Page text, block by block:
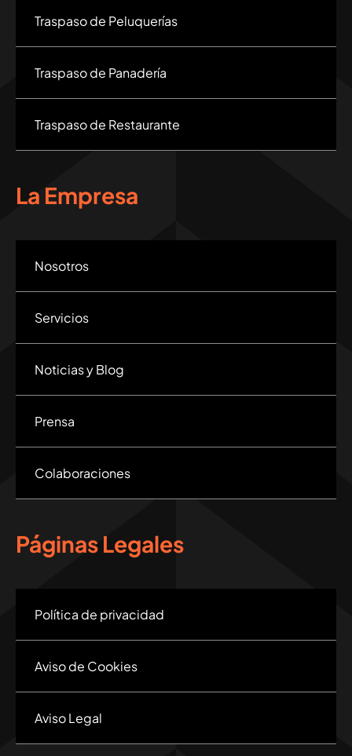
Traspaso de Peluquerías
Traspaso de Panadería
Traspaso de Restaurante
La Empresa
Nosotros
Servicios
Noticias y Blog
Prensa
Colaboraciones
Páginas Legales
Política de privacidad
Aviso de Cookies
Aviso Legal